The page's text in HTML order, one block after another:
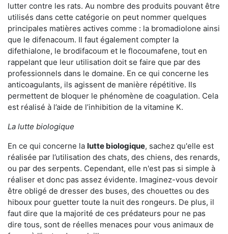
lutter contre les rats. Au nombre des produits pouvant être
utilisés dans cette catégorie on peut nommer quelques
principales matières actives comme : la bromadiolone ainsi
que le difenacoum. Il faut également compter la
difethialone, le brodifacoum et le flocoumafene, tout en
rappelant que leur utilisation doit se faire que par des
professionnels dans le domaine. En ce qui concerne les
anticoagulants, ils agissent de manière répétitive. Ils
permettent de bloquer le phénomène de coagulation. Cela
est réalisé à l’aide de l’inhibition de la vitamine K.
La lutte biologique
En ce qui concerne la lutte biologique, sachez qu'elle est
réalisée par l’utilisation des chats, des chiens, des renards,
ou par des serpents. Cependant, elle n'est pas si simple à
réaliser et donc pas assez évidente. Imaginez-vous devoir
être obligé de dresser des buses, des chouettes ou des
hiboux pour guetter toute la nuit des rongeurs. De plus, il
faut dire que la majorité de ces prédateurs pour ne pas
dire tous, sont de réelles menaces pour vous animaux de